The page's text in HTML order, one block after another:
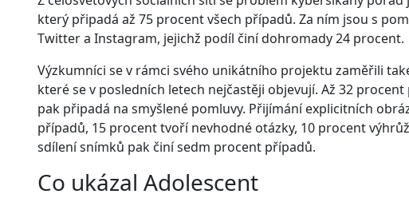
který připadá až 75 procent všech případů. Za ním jsou s
Twitter a Instagram, jejichž podíl činí dohromady 24 procent.
Výzkumníci se v rámci svého unikátního projektu zaměřili
které se v posledních letech nejčastěji objevují. Až 32
pak připadá na smyšlené pomluvy. Přijímání explicitních
případů, 15 procent tvoří nevhodné otázky, 10 procent
sdílení snímků pak činí sedm procent případů.
Co ukázal Adolescent